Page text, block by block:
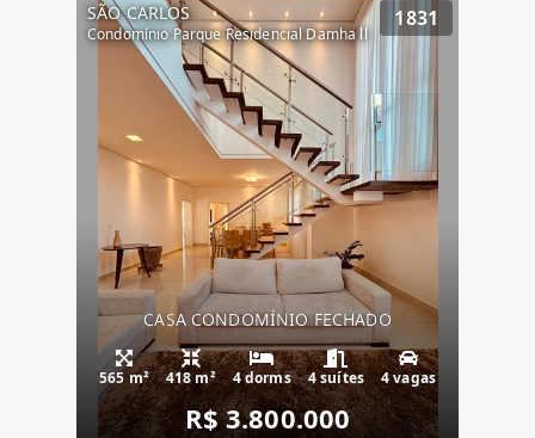
SÃO CARLOS
Condomínio Parque Residencial Damha ll
1831
CASA CONDOMÍNIO FECHADO
565 m² 418 m² 4 dorms 4 suítes 4 vagas
R$ 3.800.000